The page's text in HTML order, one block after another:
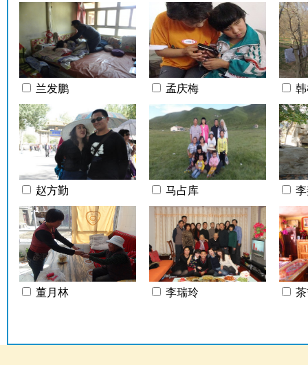
兰发鹏 孟庆梅
赵方勤 马占库
董月林 李瑞玲